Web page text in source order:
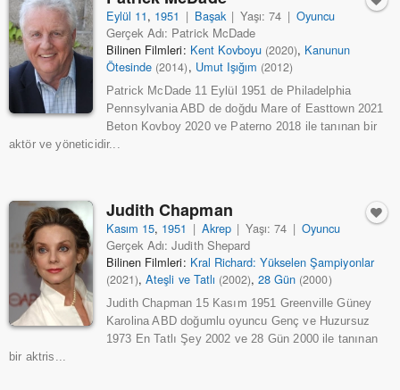
Eylül 11, 1951 | Başak | Yaşı: 74 | Oyuncu
Gerçek Adı: Patrick McDade
Bilinen Filmleri: Kent Kovboyu (2020), Kanunun
Ötesinde (2014), Umut Işığım (2012)
Patrick McDade 11 Eylül 1951 de Philadelphia
Pennsylvania ABD de doğdu Mare of Easttown 2021
Beton Kovboy 2020 ve Paterno 2018 ile tanınan bir
aktör ve yöneticidir...
Judith Chapman
Kasım 15, 1951 | Akrep | Yaşı: 74 | Oyuncu
Gerçek Adı: Judith Shepard
Bilinen Filmleri: Kral Richard: Yükselen Şampiyonlar
(2021),Ateşli ve Tatlı (2002),28 Gün (2000)
Judith Chapman 15 Kasım 1951 Greenville Güney
Karolina ABD doğumlu oyuncu Genç ve Huzursuz
1973 En Tatlı Şey 2002 ve 28 Gün 2000 ile tanınan
bir aktris...